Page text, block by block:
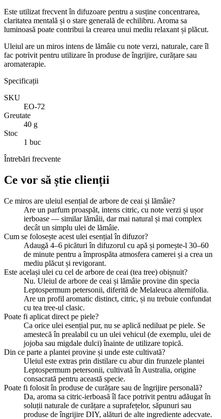
Este utilizat frecvent în difuzoare pentru a susține concentrarea,
claritatea mentală și o stare generală de echilibru. Aroma sa
luminoasă poate contribui la crearea unui mediu relaxant și plăcut.
Uleiul are un miros intens de lămâie cu note verzi, naturale, care îl
fac potrivit pentru utilizare în produse de îngrijire, curățare sau
aromaterapie.
Specificații
SKU
EO-72
Greutate
40 g
Stoc
1 buc
Întrebări frecvente
Ce vor să știe clienții
Ce miros are uleiul esențial de arbore de ceai și lămâie?
Are un parfum proaspăt, intens citric, cu note verzi și ușor
ierboase — similar lămâii, dar mai natural și mai complex
decât un simplu ulei de lămâie.
Cum se folosește acest ulei esențial în difuzor?
Adaugă 4–6 picături în difuzorul cu apă și pornește-l 30–60
de minute pentru a împrospăta atmosfera camerei și a crea un
mediu plăcut și revigorant.
Este același ulei cu cel de arbore de ceai (tea tree) obișnuit?
Nu. Uleiul de arbore de ceai și lămâie provine din specia
Leptospermum petersonii, diferită de Melaleuca alternifolia.
Are un profil aromatic distinct, citric, și nu trebuie confundat
cu tea tree-ul clasic.
Poate fi aplicat direct pe piele?
Ca orice ulei esențial pur, nu se aplică nediluat pe piele. Se
amestecă în prealabil cu un ulei vehicul (de exemplu, ulei de
jojoba sau migdale dulci) înainte de utilizare topică.
Din ce parte a plantei provine și unde este cultivată?
Uleiul este extras prin distilare cu abur din frunzele plantei
Leptospermum petersonii, cultivată în Australia, origine
consacrată pentru această specie.
Poate fi folosit în produse de curățare sau de îngrijire personală?
Da, aroma sa citric-ierboasă îl face potrivit pentru adăugat în
soluții naturale de curățare a suprafețelor, săpunuri sau
produse de îngrijire DIY, alături de alte ingrediente adecvate.